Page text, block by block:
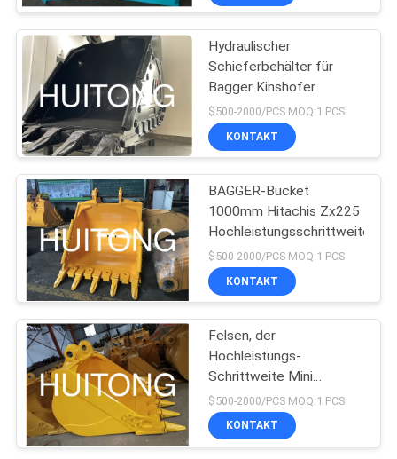
Hydraulischer
Schieferbehälter für
Bagger Kinshofer
$500-2000/PCS MOQ:1 PCS
KONTAKT
BAGGER-Bucket
1000mm Hitachis Zx225
Hochleistungsschrittweite
$500-2000/PCS MOQ:1 PCS
KONTAKT
Felsen, der
Hochleistungs-
Schrittweite Mini
Excavator Buckets
800mm gräbt
$500-2000/PCS MOQ:1 PCS
KONTAKT